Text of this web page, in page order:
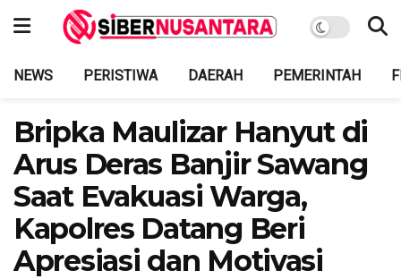
NEWS PERISTIWA DAERAH PEMERINTAH
Bripka Maulizar Hanyut di
Arus Deras Banjir Sawang
Saat Evakuasi Warga,
Kapolres Datang Beri
Apresiasi dan Motivasi